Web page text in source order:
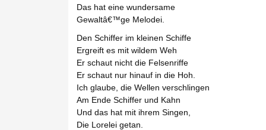
Das hat eine wundersame
Gewaltâ€™ge Melodei.
Den Schiffer im kleinen Schiffe
Ergreift es mit wildem Weh
Er schaut nicht die Felsenriffe
Er schaut nur hinauf in die Hoh.
Ich glaube, die Wellen verschlingen
Am Ende Schiffer und Kahn
Und das hat mit ihrem Singen,
Die Lorelei getan.